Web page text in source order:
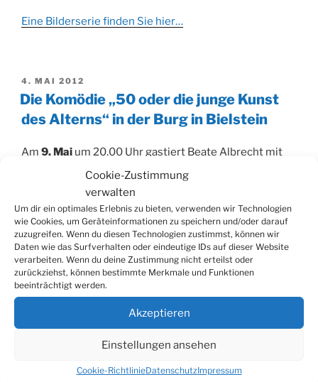
Cookie-Zustimmung
verwalten
Um dir ein optimales Erlebnis zu bieten, verwenden wir Technologien
wie Cookies, um Geräteinformationen zu speichern und/oder darauf
zuzugreifen. Wenn du diesen Technologien zustimmst, können wir
Daten wie das Surfverhalten oder eindeutige IDs auf dieser Website
verarbeiten. Wenn du deine Zustimmung nicht erteilst oder
zurückziehst, können bestimmte Merkmale und Funktionen
beeinträchtigt werden.
Akzeptieren
Einstellungen ansehen
Cookie-RichtlinieDatenschutzImpressum
Eine Bilderserie finden Sie hier…
VERÖFFENTLICHT
AM
4. MAI 2012
Die Komödie „50 oder die junge Kunst
des Alterns“ in der Burg in Bielstein
Am 9. Mai um 20.00 Uhr gastiert Beate Albrecht mit
ihrem „theaterspiel“ auf Einladung der
Gleichstellungsbeauftragten der Stadt Wiehl und
Gummersbach im Rahmen des ForumXXelle mit der
Komödie „50 oder die junge Kunst des Alterns“ in der
Burg in Bielstein. Eine Komödie für alle Generationen
über Midlife-Krisen, verloren geglaubte Hoffnungen
und die Narrenfreiheit des Alterns.
bergab. Besenreiser, Falten und auf ewig
verlorengegangene Liebhaber – so sieht das Leben
einer Fünfzigjährigen aus. Und dritte Zähne, Rollator
und Sabberlätzchen sind auch nicht mehr weit. Denkt